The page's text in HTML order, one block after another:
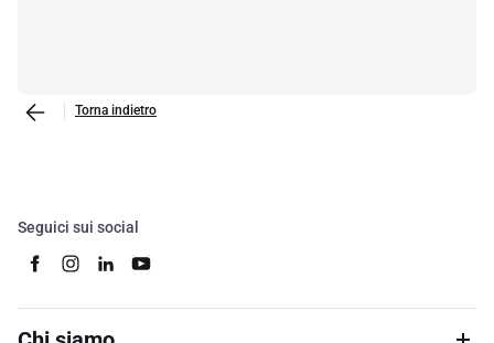
Torna indietro
Seguici sui social